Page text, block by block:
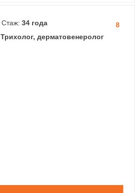
8
Стаж: 34 года
Трихолог, дерматовенеролог